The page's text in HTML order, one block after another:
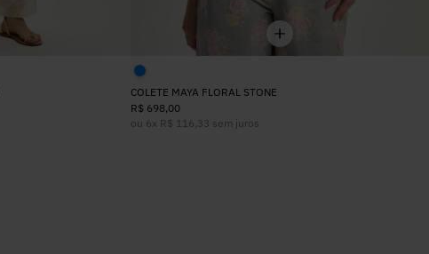
COLETE MAYA FLORAL STONE
R$ 698,00
ou 6x R$ 116 33 sem juros